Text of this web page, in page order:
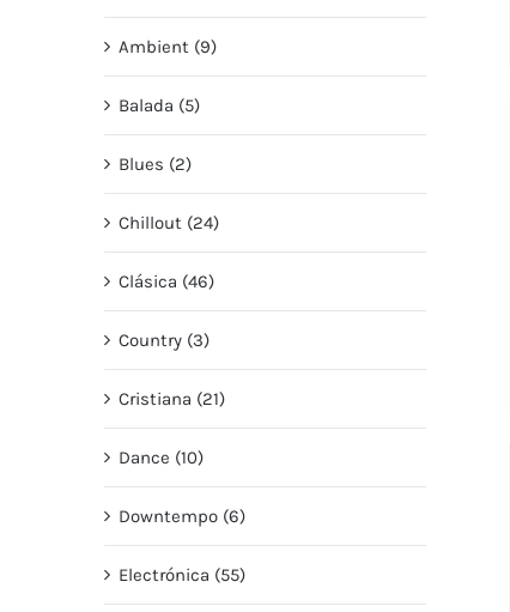
Ambient (9)
Balada (5)
Blues (2)
Chillout (24)
Clásica (46)
Country (3)
Cristiana (21)
Dance (10)
Downtempo (6)
Electrónica (55)